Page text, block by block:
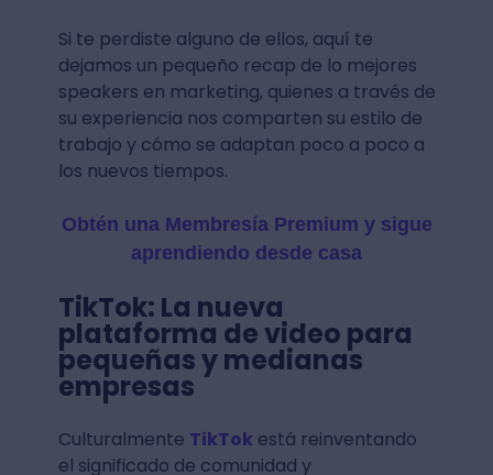
Si te perdiste alguno de ellos, aquí te
dejamos un pequeño recap de lo mejores
speakers en marketing, quienes a través de
su experiencia nos comparten su estilo de
trabajo y cómo se adaptan poco a poco a
los nuevos tiempos.
Obtén una Membresía Premium y sigue
aprendiendo desde casa
TikTok: La nueva
plataforma de video para
pequeñas y medianas
empresas
Culturalmente TikTok está reinventando
el significado de comunidad y